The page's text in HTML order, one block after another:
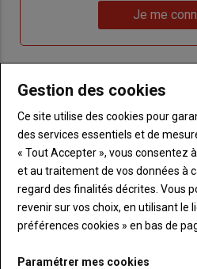
de
passe"
me
connecte"
Je me
Sous-
titre
Vous n'êtes pas
TITRE CRÉEZ UN
BodyChoisissez votre
compte pour
Lien Créez un
Gestion des cookies
Ce site utilise des cookies pour
des services essentiels et de
« Tout Accepter », vous consentez
et au traitement de vos données à
regard des finalités décrites. Vous
revenir sur vos choix, en utilisant le
préférences cookies » en bas de
Paramétrer mes cookies